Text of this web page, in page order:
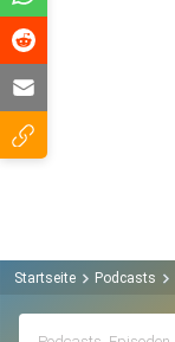
Startseite Podcasts